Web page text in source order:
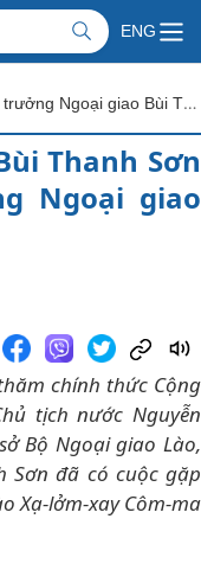
ENG
Bộ trưởng Ngoại giao Bùi Thanh Sơn hội đàm với Bộ trưởng Ngoại giao Lào
Thanh Sơn
Ngoại giao
chính thức Cộng
tịch nước Nguyễn
Bộ Ngoại giao Lào,
Sơn đã có cuộc gặp
Xạ-lởm-xay Côm-ma